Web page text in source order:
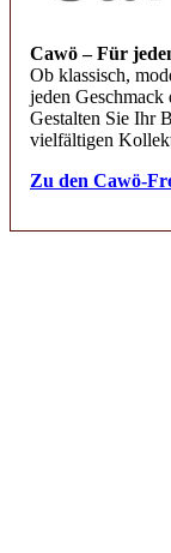
Cawö – Für
Ob klassisch,
jeden Geschmack
Gestalten Sie Ihr
vielfältigen
Zu den Cawö-